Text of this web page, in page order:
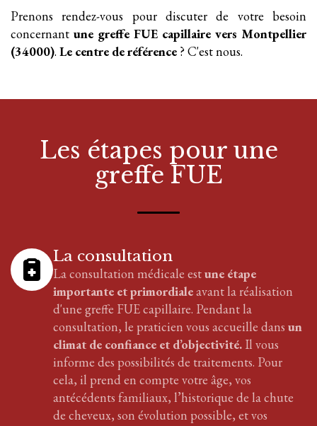
Prenons rendez-vous pour discuter de votre besoin
concernant une greffe FUE capillaire vers Montpellier
(34000). Le centre de référence ? C'est nous.
Les étapes pour une
greffe FUE
La consultation
La consultation médicale estune étape
importante et primordialeavant la réalisation
d'une greffe FUEcapillaire. Pendant la
consultation, le praticien vous accueille dans un
climat de confiance et d’objectivité. Il vous
informe des possibilités de traitements. Pour
cela, il prend en compte votre âge, vos
antécédents familiaux, l’historique de la chute
de cheveux, son évolution possible, et vos